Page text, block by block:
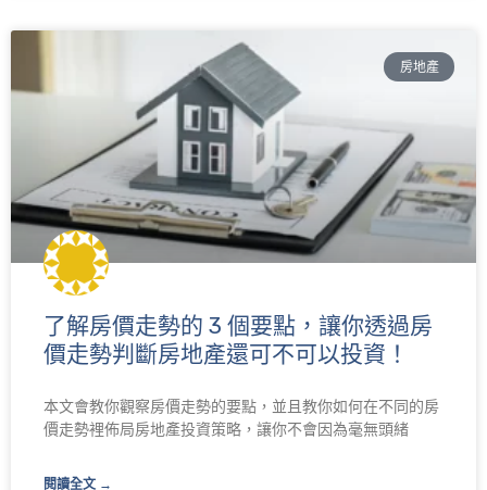
房地產
了解房價走勢的 3 個要點，讓你透過房
價走勢判斷房地產還可不可以投資！
本文會教你觀察房價走勢的要點，並且教你如何在不同的房
價走勢裡佈局房地產投資策略，讓你不會因為毫無頭緒
閱讀全文 →